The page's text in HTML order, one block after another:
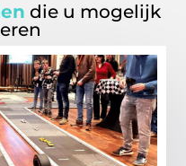
die u mogelijk